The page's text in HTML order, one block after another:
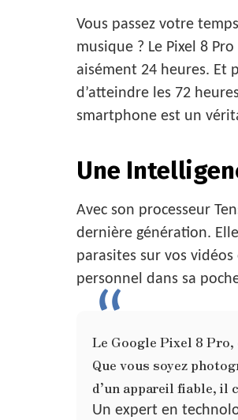
Vous passez votre
musique ? Le Pixel 8
aisément 24 heures. Et
d’atteindre les 72
smartphone est un
Une
Avec son processeur
dernière génération.
parasites sur vos
personnel dans sa
Le Google Pixel 8
Que vous soyez
d’un appareil fiable, il
Un expert en